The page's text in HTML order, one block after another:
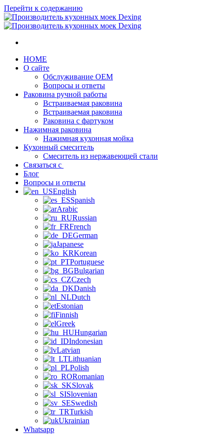
Перейти к содержанию
HOME
О сайте
Обслуживание OEM
Вопросы и ответы
Раковина ручной работы
Встраиваемая раковина
Встраиваемая раковина
Раковина с фартуком
Нажимная раковина
Нажимная кухонная мойка
Кухонный смеситель
Смеситель из нержавеющей стали
Связаться с
Блог
Вопросы и ответы
English
Spanish
Arabic
Russian
French
German
Japanese
Korean
Portuguese
Bulgarian
Czech
Danish
Dutch
Estonian
Finnish
Greek
Hungarian
Indonesian
Latvian
Lithuanian
Polish
Romanian
Slovak
Slovenian
Swedish
Turkish
Ukrainian
Whatsapp